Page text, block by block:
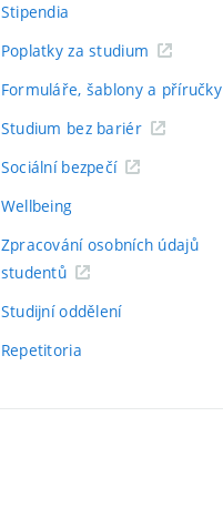
Stipendia
Poplatky za studium
Formuláře, šablony a příručky
Studium bez bariér
Sociální bezpečí
Wellbeing
Zpracování osobních údajů
studentů
Studijní oddělení
Repetitoria